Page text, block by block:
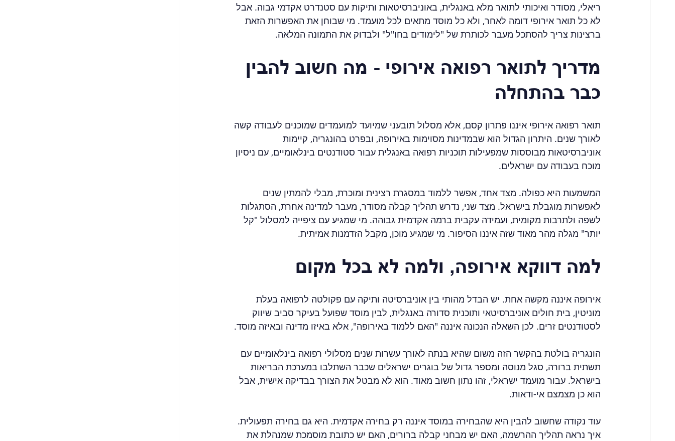
ריאלי, מסודר ואיכותי לתואר מלא באנגלית, באוניברסיטאות ותיקות עם סטנדרט אקדמי גבוה. אבל
לא כל תואר אירופי דומה לאחר, ולא כל מוסד מתאים לכל מועמד. מי שבוחן את האפשרות הזאת
ברצינות צריך להסתכל מעבר לכותרת של "לימודים בחו"ל" ולבדוק את התמונה המלאה.
מדריך לתואר רפואה אירופי - מה חשוב להבין
כבר בהתחלה
תואר רפואה אירופי איננו פתרון קסם, אלא מסלול תובעני שמיועד למועמדים שמוכנים לעבודה קשה
לאורך שנים. היתרון הגדול הוא שבמדינות מסוימות באירופה, ובפרט בהונגריה, קיימות
אוניברסיטאות מבוססות שמפעילות תוכניות רפואה באנגלית עבור סטודנטים בינלאומיים, עם ניסיון
מוכח בעבודה עם ישראלים.
המשמעות היא כפולה. מצד אחד, אפשר ללמוד במסגרת רצינית ומוכרת, מבלי להמתין שנים
לאפשרות מוגבלת בישראל. מצד שני, נדרש תהליך קבלה מסודר, מעבר למדינה אחרת, הסתגלות
לשפה ולתרבות מקומית, ועמידה עקבית ברמה אקדמית גבוהה. מי שמגיע עם ציפייה למסלול "קל
יותר" מגלה מהר מאוד שזה איננו הסיפור. מי שמגיע מוכן, מקבל הזדמנות אמיתית.
למה דווקא אירופה, ולמה לא בכל מקום
אירופה איננה מקשה אחת. יש הבדל מהותי בין אוניברסיטה ותיקה עם פקולטה לרפואה בעלת
מוניטין, בית חולים אוניברסיטאי ותוכנית סדורה באנגלית, לבין מוסד שפועל בעיקר סביב שיווק
לסטודנטים זרים. לכן השאלה הנכונה איננה "האם ללמוד באירופה", אלא באיזו מדינה ובאיזה מוסד.
הונגריה בולטת בהקשר הזה משום שהיא בנתה לאורך עשרות שנים מסלולי רפואה בינלאומיים עם
תשתית ברורה, סגל מנוסה ומספר גדול של בוגרים ישראלים שכבר השתלבו במערכת הבריאות
בישראל. עבור מועמד ישראלי, זהו נתון חשוב מאוד. הוא לא מבטל את הצורך בבדיקה אישית, אבל
הוא כן מצמצם אי-ודאות.
עוד נקודה שחשוב להבין היא שהבחירה במוסד איננה רק בחירה אקדמית. היא גם בחירה תפעולית.
איך נראה תהליך ההרשמה, האם יש מבחני קבלה ברורים, האם יש כתובת מוסמכת שמנהלת את